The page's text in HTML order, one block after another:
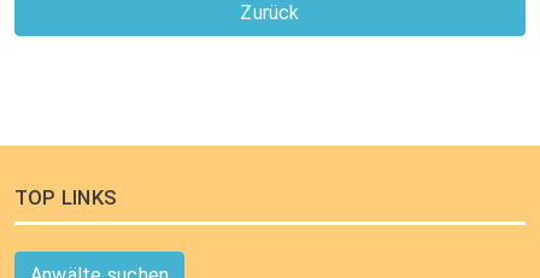
Zurück
TOP LINKS